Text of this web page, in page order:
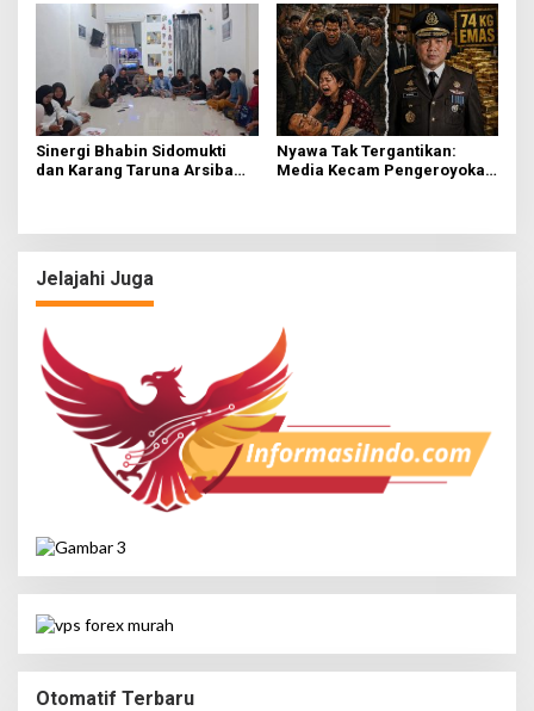
Sinergi Bhabin Sidomukti
dan Karang Taruna Arsiba
Nyawa Tak Tergantikan:
Media Kecam Pengeroyokan
Jelajahi Juga
Otomatif Terbaru